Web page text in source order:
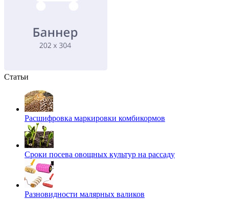
Статьи
Расшифровка маркировки комбикормов
Сроки посева овощных культур на рассаду
Разновидности малярных валиков